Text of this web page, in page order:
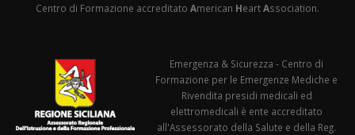
Centro di Formazione accreditato American HeartAssociation.
Emergenza & Sicurezza - Centro di
Formazione per le Emergenze Mediche e
Rivendita presidi medicali ed
elettromedicali è ente accreditato
all'Assessorato della Salute e della Reg.